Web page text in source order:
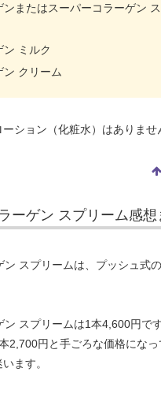
ンまたはスーパーコラーゲン
ン ミルク
ン クリーム
ション（化粧水）はありませ
ーゲン スプリーム感想
ン スプリームは、プッシュ式
ン スプリームは1本4,600円で
2,700円と手ごろな価格にな
ます。